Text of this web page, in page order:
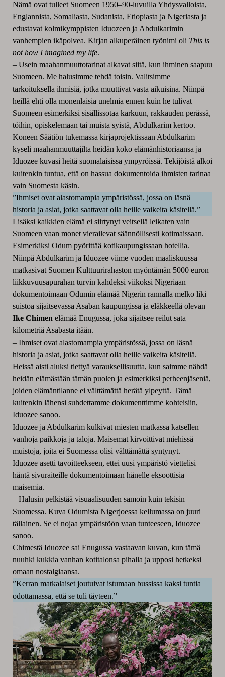
Nämä ovat tulleet Suomeen 1950–90-luvuilla Yhdysvalloista,
Englannista, Somaliasta, Sudanista, Etiopiasta ja Nigeriasta ja
edustavat kolmikymppisten Iduozeen ja Abdulkarimin
vanhempien ikäpolvea. Kirjan alkuperäinen työnimi oli This is
not how I imagined my life.
– Usein maahanmuuttotarinat alkavat siitä, kun ihminen saapuu
Suomeen. Me halusimme tehdä toisin. Valitsimme
tarkoituksella ihmisiä, jotka muuttivat vasta aikuisina. Niinpä
heillä ehti olla monenlaisia unelmia ennen kuin he tulivat
Suomeen esimerkiksi sisällissotaa karkuun, rakkauden perässä,
töihin, opiskelemaan tai muista syistä, Abdulkarim kertoo.
Koneen Säätiön tukemassa kirjaprojektissaan Abdulkarim
kyseli maahanmuuttajilta heidän koko elämänhistoriaansa ja
Iduozee kuvasi heitä suomalaisissa ympyröissä. Tekijöistä alkoi
kuitenkin tuntua, että on hassua dokumentoida ihmisten tarinaa
vain Suomesta käsin.
”Ihmiset ovat alastomampia ympäristössä, jossa on läsnä
historia ja asiat, jotka saattavat olla heille vaikeita käsitellä.”
Lisäksi kaikkien elämä ei siirtynyt veitsellä leikaten vain
Suomeen vaan monet vierailevat säännöllisesti kotimaissaan.
Esimerkiksi Odum pyörittää kotikaupungissaan hotellia.
Niinpä Abdulkarim ja Iduozee viime vuoden maaliskuussa
matkasivat Suomen Kulttuurirahaston myöntämän 5000 euron
liikkuvuusapurahan turvin kahdeksi viikoksi Nigeriaan
dokumentoimaan Odumin elämää Nigerin rannalla melko liki
suistoa sijaitsevassa Asaban kaupungissa ja eläkkeellä olevan
Ike Chimen elämää Enugussa, joka sijaitsee reilut sata
kilometriä Asabasta itään.
– Ihmiset ovat alastomampia ympäristössä, jossa on läsnä
historia ja asiat, jotka saattavat olla heille vaikeita käsitellä.
Heissä aisti aluksi tiettyä varauksellisuutta, kun saimme nähdä
heidän elämästään tämän puolen ja esimerkiksi perheenjäseniä,
joiden elämäntilanne ei välttämättä herätä ylpeyttä. Tämä
kuitenkin lähensi suhdettamme dokumenttimme kohteisiin,
Iduozee sanoo.
Iduozee ja Abdulkarim kulkivat miesten matkassa katsellen
vanhoja paikkoja ja taloja. Maisemat kirvoittivat miehissä
muistoja, joita ei Suomessa olisi välttämättä syntynyt.
Iduozee asetti tavoitteekseen, ettei uusi ympäristö viettelisi
häntä sivuraiteille dokumentoimaan hänelle eksoottisia
maisemia.
– Halusin pelkistää visuaalisuuden samoin kuin tekisin
Suomessa. Kuva Odumista Nigerjoessa kellumassa on juuri
tällainen. Se ei nojaa ympäristöön vaan tunteeseen, Iduozee
sanoo.
Chimestä Iduozee sai Enugussa vastaavan kuvan, kun tämä
nuuhki kukkia vanhan kotitalonsa pihalla ja upposi hetkeksi
omaan nostalgiaansa.
”Kerran matkalaiset joutuivat istumaan bussissa kaksi tuntia
odottamassa, että se tuli täyteen.”